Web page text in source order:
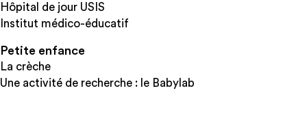
Hôpital de jour USIS
Institut médico-éducatif
Petite enfance
La crèche
Une activité de recherche : le Babylab